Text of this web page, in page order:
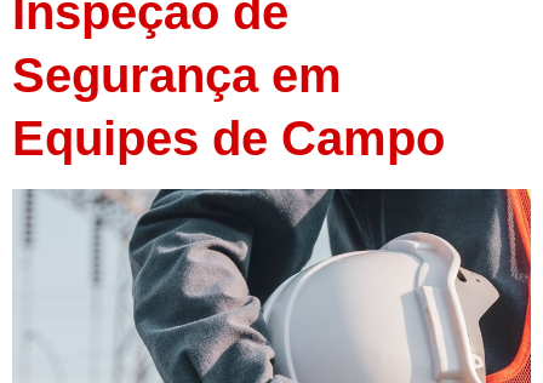
Inspeção de
Segurança em
Equipes de Campo